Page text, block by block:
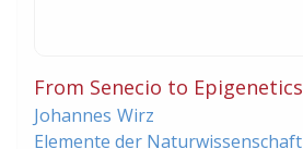
From Senecio to Epigenetics
Johannes Wirz
Elemente der Naturwissenschaft